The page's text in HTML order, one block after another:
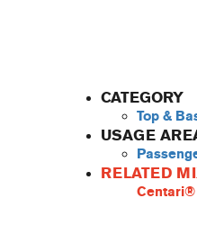
CATEGORY
Top &
USAGE
RELATED
Centari®